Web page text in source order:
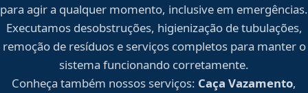
para agir a qualquer momento, inclusive em emergências.
Executamos desobstruções, higienização de tubulações,
remoção de resíduos e serviços completos para manter o
sistema funcionando corretamente.
Conheça também nossos serviços: Caça Vazamento,